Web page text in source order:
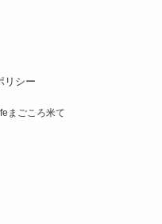
リシー
まごころ米て